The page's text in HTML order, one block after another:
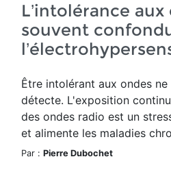
L’intolérance
souvent
Être intolérant aux ondes ne
détecte. L'exposition
des ondes radio est un
et alimente les maladies
Par : Pierre Dubochet